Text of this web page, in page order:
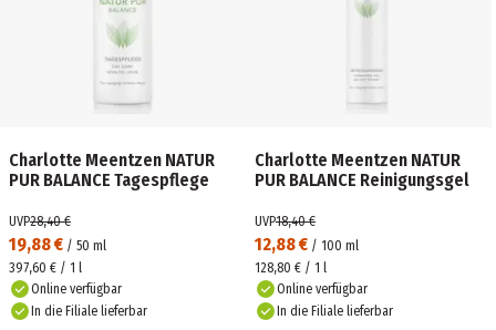
Charlotte Meentzen NATUR
PUR BALANCE Tagespflege
19,88 € / 50 ml
UVP28,40 €
397,60 € / 1 l
Online verfügbar
In die Filiale lieferbar
Charlotte Meentzen NATUR
PUR BALANCE Reinigungsgel
12,88 € / 100 ml
UVP18,40 €
128,80 € / 1 l
Online verfügbar
In die Filiale lieferbar